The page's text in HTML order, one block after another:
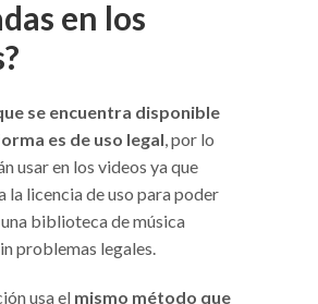
en los
se encuentra disponible
es de uso legal, por lo
usar en los videos ya que
la licencia de uso para poder
biblioteca de música
problemas legales.
usa el mismo método que